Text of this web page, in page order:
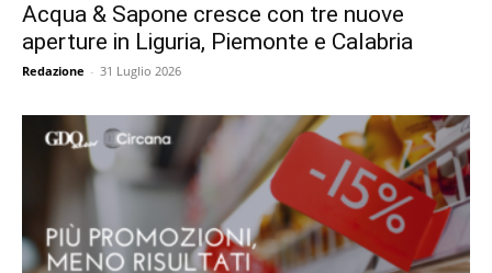
Acqua & Sapone cresce con tre nuove
aperture in Liguria, Piemonte e Calabria
Redazione - 31 Luglio 2026